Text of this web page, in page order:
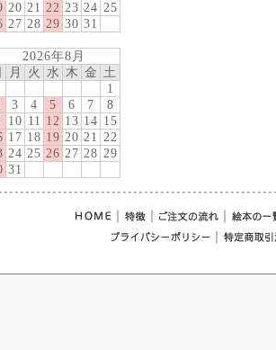
20 21 22 23 24 25
27 28 29 30 31
2026年8月
月 火 水 木 金 土
1
3 4 5 6 7
8
10 11 12 13 14 15
17 18 19 20 21 22
24 25 26 27 28 29
31